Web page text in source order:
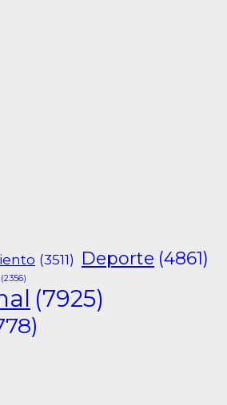
(3511) Deporte (4861)
(2356)
(7925)